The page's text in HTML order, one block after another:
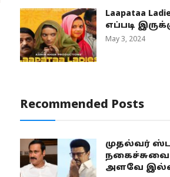
Laapataa
எப்படி
May 3, 2024
Recommended Posts
முதல்வர்
நகைச்சுவை
அளவே